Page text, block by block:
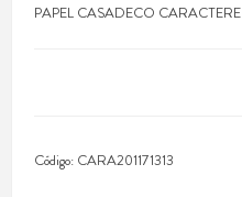
PAPEL CASADECO CARACTERE
Código: CARA201171313